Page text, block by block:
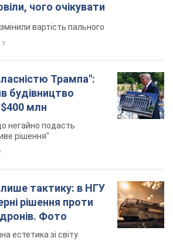
чого очікувати
вартість пального
Трампа":
будівництво
$400 млн
негайно подасть
рішення"
лише тактику: в НГУ
рішення проти
Фото
естетика зі світу